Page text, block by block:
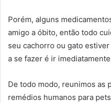
Porém, alguns
amigo a óbito, então todo
seu cachorro ou gato
a se fazer é ir
De todo modo, reunimos as
remédios humanos para